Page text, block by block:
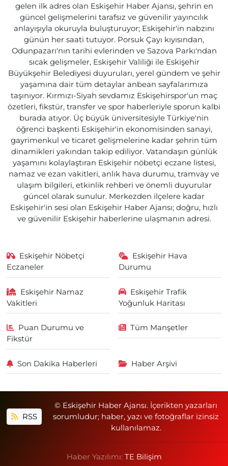
gelen ilk adres olan Eskişehir Haber Ajansı, şehrin en
güncel gelişmelerini tarafsız ve güvenilir yayıncılık
anlayışıyla okuruyla buluşturuyor; Eskişehir'in nabzını
günün her saati tutuyor. Porsuk Çayı kıyısından,
Odunpazarı'nın tarihi evlerinden ve Sazova Parkı'ndan
sıcak gelişmeler, Eskişehir Valiliği ile Eskişehir
Büyükşehir Belediyesi duyuruları, yerel gündem ve şehir
yaşamına dair tüm detaylar anbean sayfalarımıza
taşınıyor. Kırmızı-Siyah sevdamız Eskişehirspor'un maç
özetleri, fikstür, transfer ve spor haberleriyle sporun kalbi
burada atıyor. Üç büyük üniversitesiyle Türkiye'nin
öğrenci başkenti Eskişehir'in ekonomisinden sanayi,
gayrimenkul ve ticaret gelişmelerine kadar şehrin tüm
dinamikleri yakından takip ediliyor. Vatandaşın günlük
yaşamını kolaylaştıran Eskişehir nöbetçi eczane listesi,
namaz ve ezan vakitleri, anlık hava durumu, tramvay ve
ulaşım bilgileri, etkinlik rehberi ve önemli duyurular
güncel olarak sunulur. Merkezden ilçelere kadar
Eskişehir'in sesi olan Eskişehir Haber Ajansı; doğru, hızlı
ve güvenilir Eskişehir haberlerine ulaşmanın adresi.
Eskişehir Nöbetçi
Eczaneler
Eskişehir Hava
Durumu
Eskişehir Namaz
Vakitleri
Eskişehir Trafik
Yoğunluk Haritası
Puan Durumu ve
Fikstür
Tüm Manşetler
Son Dakika Haberleri Haber Arşivi
RSS
© Eskişehir Haber Ajansı. İçerikten yazarları
sorumludur; haber, yazı ve fotoğraflar izinsiz
kullanılamaz.
Haber Yazılımı: TE Bilişim